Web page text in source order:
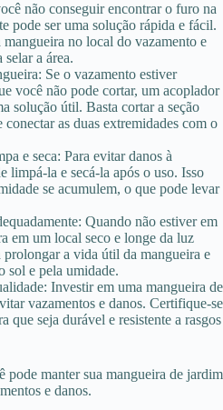
não conseguir encontrar o furo na
pode ser uma solução rápida e fácil.
no local do vazamento e
a área.
Se o vazamento estiver
você não pode cortar, um acoplador
solução útil. Basta cortar a seção
as duas extremidades com o
e seca: Para evitar danos à
limpá-la e secá-la após o uso. Isso
se acumulem, o que pode levar
Quando não estiver em
em um local seco e longe da luz
prolongar a vida útil da mangueira e
sol e pela umidade.
Investir em uma mangueira de
vazamentos e danos. Certifique-se
que seja durável e resistente a rasgos
pode manter sua mangueira de jardim
e danos.